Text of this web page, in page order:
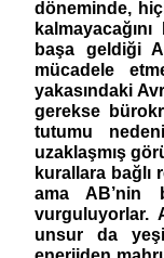
döneminde,
başa geldiği
mücadele
yakasındaki
gerekse
tutumu
uzaklaşmış
kurallara
ama AB’nin
vurguluyorlar.
unsur da